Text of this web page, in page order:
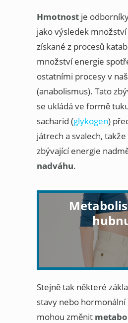
Hmotnost je
jako výsledek
získané z procesů
množství energie
ostatními procesy v
(anabolismus). Tato
se ukládá ve formě
sacharid (glykogen)
játrech a svalech,
zbývající energie
nadváhu.
Stejně tak některé
stavy nebo
mohou změnit